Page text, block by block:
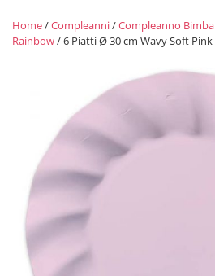
Home/Compleanni/Compleanno Bimba
Rainbow/ 6 Piatti Ø 30 cm Wavy Soft Pink